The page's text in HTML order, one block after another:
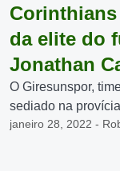
da elite do
Jonathan
O Giresunspor,
sediado na
janeiro 28, 2022 -